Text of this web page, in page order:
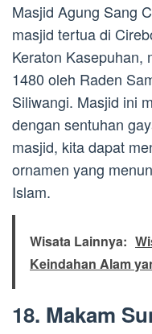
Masjid Agung Sang
masjid tertua di
Keraton Kasepuhan,
1480 oleh Raden
Siliwangi. Masjid ini
dengan sentuhan
masjid, kita dapat
ornamen yang
Islam.
Wisata Lainnya:
Keindahan Alam
18. Makam